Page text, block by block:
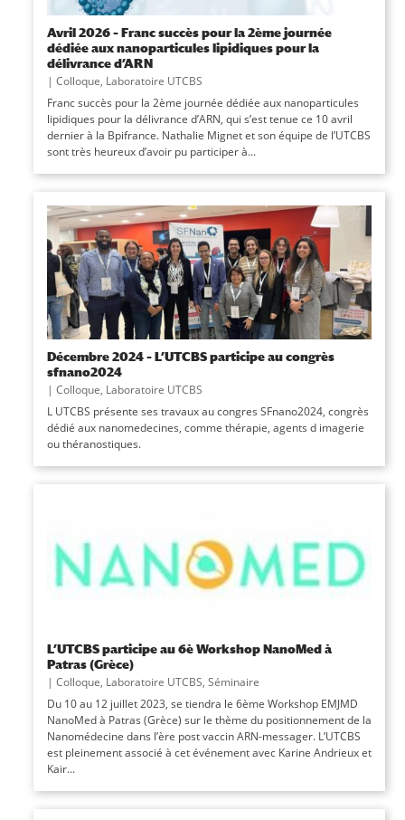
Avril 2026 – Franc succès pour la 2ème journée
dédiée aux nanoparticules lipidiques pour la
délivrance d’ARN
| Colloque, Laboratoire UTCBS
Franc succès pour la 2ème journée dédiée aux nanoparticules
lipidiques pour la délivrance d’ARN, qui s’est tenue ce 10 avril
dernier à la Bpifrance. Nathalie Mignet et son équipe de l’UTCBS
sont très heureux d’avoir pu participer à...
Décembre 2024 – L’UTCBS participe au congrès
sfnano2024
| Colloque, Laboratoire UTCBS
L UTCBS présente ses travaux au congres SFnano2024, congrès
dédié aux nanomedecines, comme thérapie, agents d imagerie
ou théranostiques.
L’UTCBS participe au 6è Workshop NanoMed à
Patras (Grèce)
| Colloque, Laboratoire UTCBS, Séminaire
Du 10 au 12 juillet 2023, se tiendra le 6ème Workshop EMJMD
NanoMed à Patras (Grèce) sur le thème du positionnement de la
Nanomédecine dans l’ère post vaccin ARN-messager. L’UTCBS
est pleinement associé à cet événement avec Karine Andrieux et
Kair...